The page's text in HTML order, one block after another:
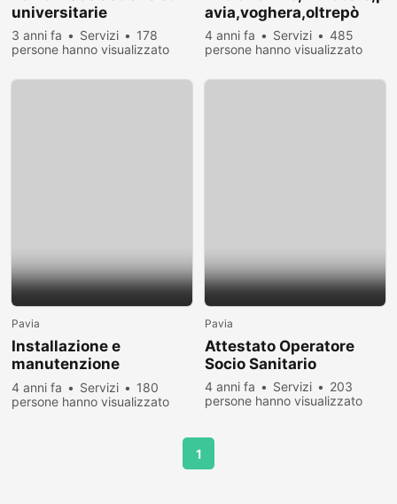
universitarie
3 anni fa Servizi
178
persone hanno visualizzato
avia,voghera,oltrepò
4 anni fa Servizi
485
persone hanno visualizzato
Pavia
Installazione e
manutenzione
zanzariere
4 anni fa Servizi
180
persone hanno visualizzato
Pavia
Attestato Operatore
Socio Sanitario
4 anni fa Servizi
203
persone hanno visualizzato
1